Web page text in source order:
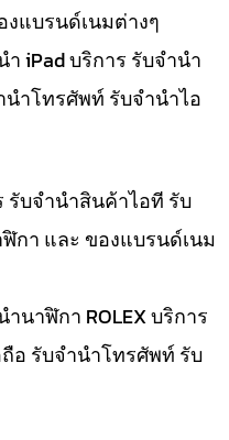
แบรนด์เนมต่างๆ
iPad บริการ รับจำนำ
ำโทรศัพท์ รับจำนำไอ
รับจำนำสินค้าไอที รับ
กา และ ของแบรนด์เนม
นาฬิกา ROLEX บริการ
อ รับจำนำโทรศัพท์ รับ